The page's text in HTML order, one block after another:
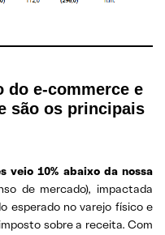
do e-commerce e
são os principais
veio 10% abaixo da nossa
de mercado), impactada
esperado no varejo físico e
sobre a receita. Com